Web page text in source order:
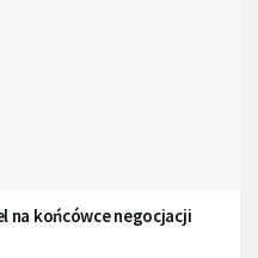
na końcówce negocjacji